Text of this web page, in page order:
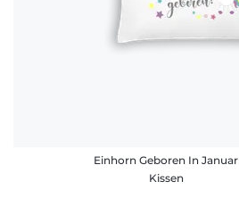
Einhorn Geboren In Januar
Kissen